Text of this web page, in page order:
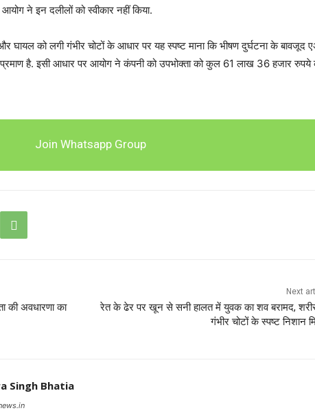
ने इन दलीलों को स्वीकार नहीं किया.
और घायल को लगी गंभीर चोटों के आधार पर यह स्पष्ट माना कि भीषण दुर्घटना के बावजूद
प्रमाण है. इसी आधार पर आयोग ने कंपनी को उपभोक्ता को कुल 61 लाख 36 हजार रुपये
Join Whatsapp Group
की अवधारणा का
Next
रेत के ढेर पर खून से सनी हालत में युवक का शव बरामद,
गंभीर चोटों के स्पष्ट निशान
Singh Bhatia